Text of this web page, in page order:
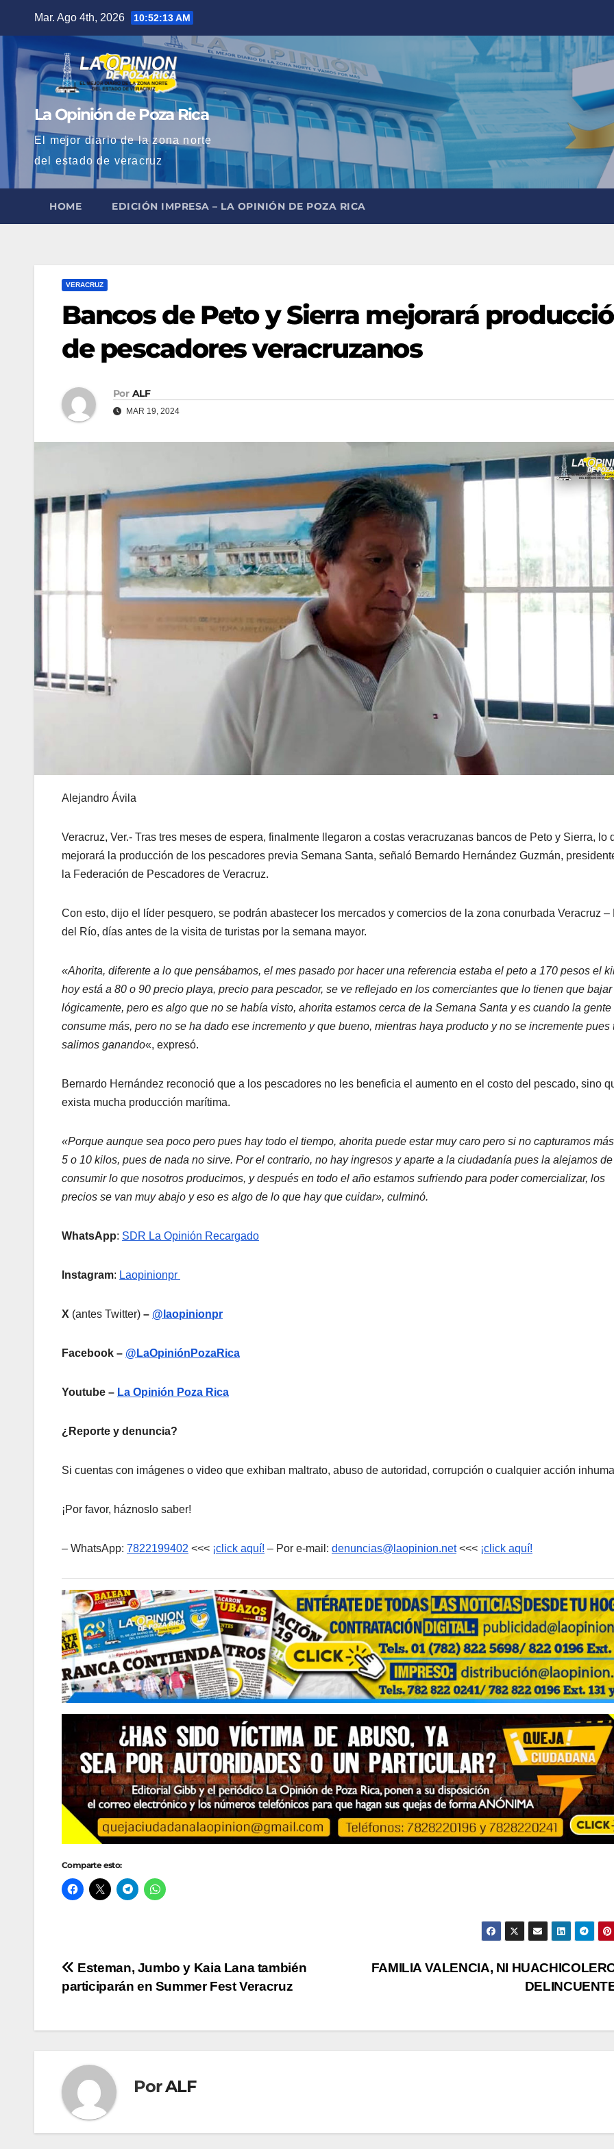
contenido
Mar. Ago 4th, 2026 10:52:14 AM
La Opinión de Poza Rica
El mejor diario de la zona norte
del estado de veracruz
HOME EDICIÓN IMPRESA – LA OPINIÓN DE POZA RICA
VERACRUZ
Bancos de Peto y Sierra mejorará
de pescadores veracruzanos
Por ALF
MAR 19, 2024
Alejandro Ávila
Veracruz, Ver.- Tras tres meses de espera, finalmente llegaron a costas veracruzanas bancos de Peto y Sierra, lo
mejorará la producción de los pescadores previa Semana Santa, señaló Bernardo Hernández Guzmán,
la Federación de Pescadores de Veracruz.
Con esto, dijo el líder pesquero, se podrán abastecer los mercados y comercios de la zona conurbada Veracruz –
del Río, días antes de la visita de turistas por la semana mayor.
«Ahorita, diferente a lo que pensábamos, el mes pasado por hacer una referencia estaba el peto a 170 pesos el
hoy está a 80 o 90 precio playa, precio para pescador, se ve reflejado en los comerciantes que lo tienen que bajar
lógicamente, pero es algo que no se había visto, ahorita estamos cerca de la Semana Santa y es cuando la gente
consume más, pero no se ha dado ese incremento y que bueno, mientras haya producto y no se incremente pues
salimos ganando«, expresó.
Bernardo Hernández reconoció que a los pescadores no les beneficia el aumento en el costo del pescado, sino
exista mucha producción marítima.
«Porque aunque sea poco pero pues hay todo el tiempo, ahorita puede estar muy caro pero si no capturamos
5 o 10 kilos, pues de nada no sirve. Por el contrario, no hay ingresos y aparte a la ciudadanía pues la alejamos de
consumir lo que nosotros producimos, y después en todo el año estamos sufriendo para poder comercializar, los
precios se van muy abajo y eso es algo de lo que hay que cuidar», culminó.
WhatsApp: SDR La Opinión Recargado
Instagram: Laopinionpr
X (antes Twitter) – @laopinionpr
Facebook – @LaOpiniónPozaRica
Youtube – La Opinión Poza Rica
¿Reporte y denuncia?
Si cuentas con imágenes o video que exhiban maltrato, abuso de autoridad, corrupción o cualquier acción
¡Por favor, háznoslo saber!
– WhatsApp: 7822199402 <<< ¡click aquí! – Por e-mail: denuncias@laopinion.net<<< ¡click aquí!
Comparte esto:
Navegación
de
entradas
FAMILIA VALENCIA, NI
Esteman, Jumbo y Kaia Lana también
participarán en Summer Fest Veracruz
PorALF